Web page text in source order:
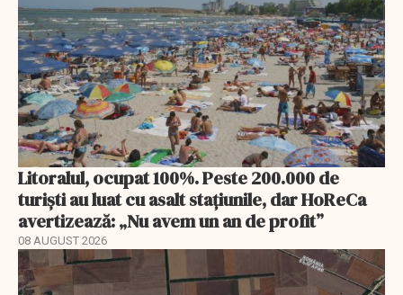
Litoralul, ocupat 100%. Peste 200.000 de
turiști au luat cu asalt stațiunile, dar HoReCa
avertizează: „Nu avem un an de profit”
08 AUGUST 2026